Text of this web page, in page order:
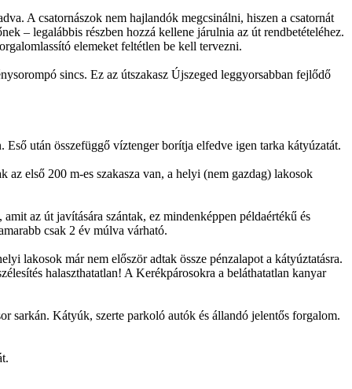
A csatornászok nem hajlandók megcsinálni, hiszen a csatornát
– legalábbis részben hozzá kellene járulnia az út rendbetételéhez.
elemeket feltétlen be kell tervezni.
sincs. Ez az útszakasz Újszeged leggyorsabban fejlődő
után összefüggő víztenger borítja elfedve igen tarka kátyúzatát.
első 200 m-es szakasza van, a helyi (nem gazdag) lakosok
az út javítására szántak, ez mindenképpen példaértékű és
csak 2 év múlva várható.
lakosok már nem először adtak össze pénzalapot a kátyúztatásra.
halaszthatatlan! A Kerékpárosokra a beláthatatlan kanyar
sarkán. Kátyúk, szerte parkoló autók és állandó jelentős forgalom.